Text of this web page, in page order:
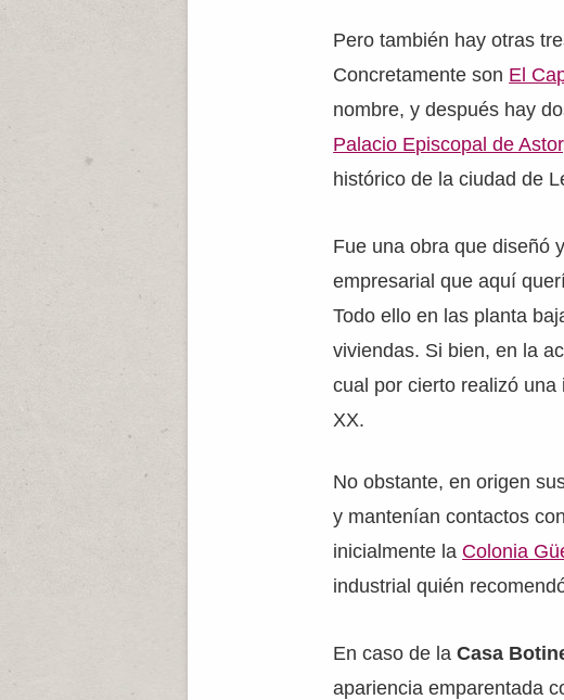
Pero también hay otras
Concretamente son El
nombre, y después hay
Palacio Episcopal de
histórico de la ciudad de
Fue una obra que diseñó
empresarial que aquí
Todo ello en las planta
viviendas. Si bien, en la
cual por cierto realizó
XX.
No obstante, en origen
y mantenían contactos con
inicialmente la Colonia
industrial quién
En caso de laCasa
apariencia emparentada